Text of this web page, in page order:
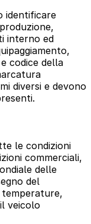
identificare
interno ed
codice della
diversi e devono
le condizioni
commerciali,
delle
del
veicolo